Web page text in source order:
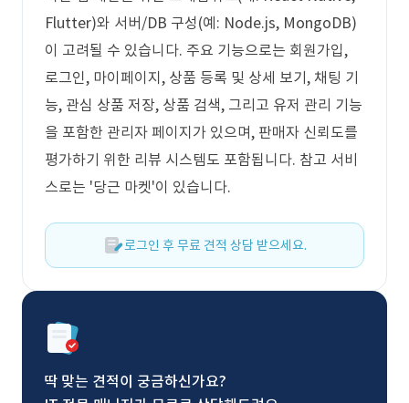
Flutter)와 서버/DB 구성(예: Node.js, MongoDB)
이 고려될 수 있습니다. 주요 기능으로는 회원가입,
로그인, 마이페이지, 상품 등록 및 상세 보기, 채팅 기
능, 관심 상품 저장, 상품 검색, 그리고 유저 관리 기능
을 포함한 관리자 페이지가 있으며, 판매자 신뢰도를
평가하기 위한 리뷰 시스템도 포함됩니다. 참고 서비
스로는 '당근 마켓'이 있습니다.
로그인 후 무료 견적 상담 받으세요.
딱 맞는 견적이 궁금하신가요?